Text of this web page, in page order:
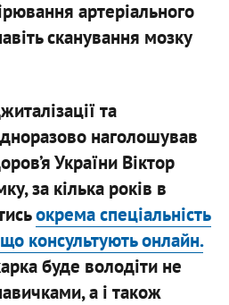
артеріального
сканування мозку
та
наголошував
України Віктор
за кілька років в
окрема спеціальність
консультують онлайн.
буде володіти не
а і також